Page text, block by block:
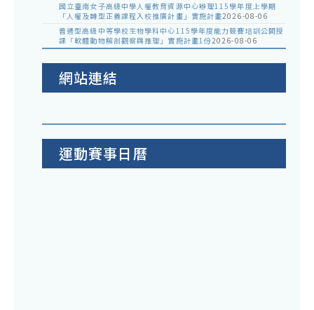
國立臺南女子高級中學人權教育資源中心辦理115學年度上學期
「人權及轉型正義課程入校推廣計畫」實施計畫2026-08-06
普通型高級中等學校生物學科中心115學年度能力競賽培訓公開授
課「軟體動物解剖觀察與推理」實施計畫1份2026-08-06
網站連結
運動賽事日曆